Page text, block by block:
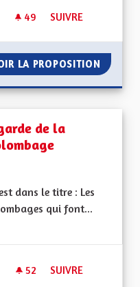
49 49 ABONNÉS
SUIVRE
LA PROPOSITION
de la
dans le titre : Les
qui font...
: Autres
52 52 ABONNÉS
SUIVRE